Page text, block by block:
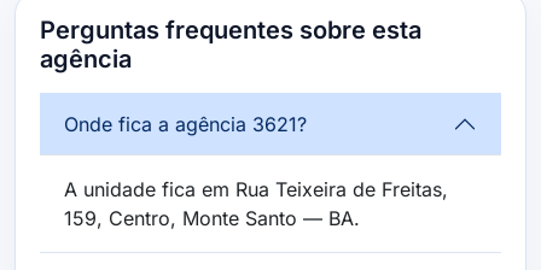
Perguntas frequentes sobre esta
agência
Onde fica a agência 3621?
A unidade fica em Rua Teixeira de Freitas,
159, Centro, Monte Santo — BA.